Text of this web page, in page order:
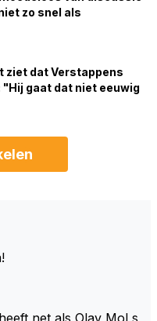
zo snel als
ziet dat Verstappens
gaat dat niet eeuwig